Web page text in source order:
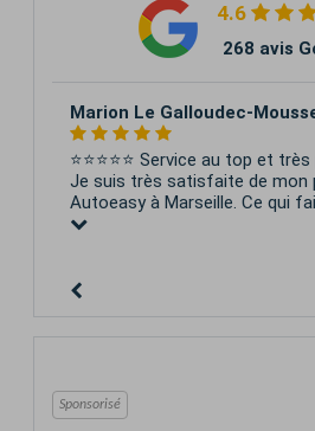
4.6
268 avis
Aurore Come
Dès le premier contact, j’ai été
professionnalisme, écoute et
Mais surtout, je tiens à
a...